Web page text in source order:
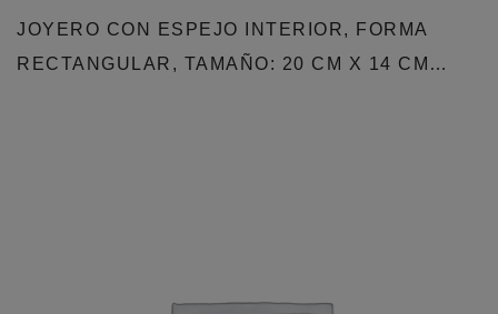
JOYERO CON ESPEJO INTERIOR, FORMA
RECTANGULAR, TAMAÑO: 20 CM X 14 CM…